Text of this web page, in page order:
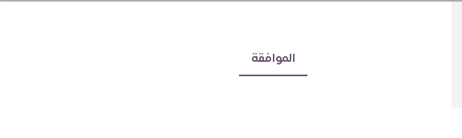
الموافقة